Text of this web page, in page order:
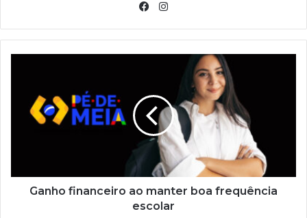
Facebook
manter
Ganho financeiro ao manter boa frequência
escolar